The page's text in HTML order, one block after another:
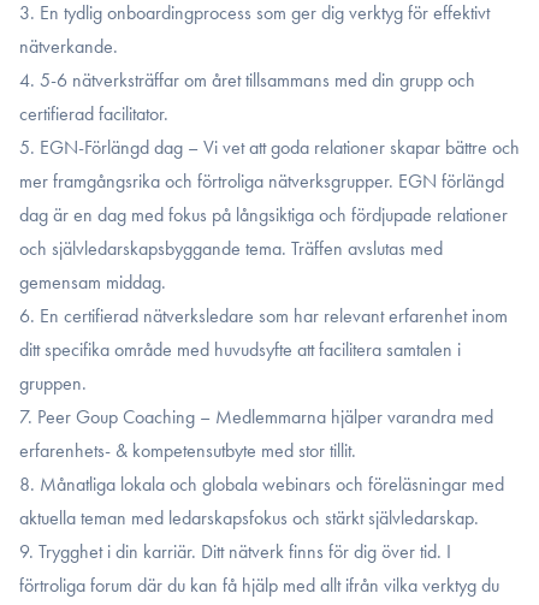
3. En tydlig onboardingprocess som ger dig verktyg för effektivt
nätverkande.
4. 5-6 nätverksträffar om året tillsammans med din grupp och
certifierad facilitator.
5. EGN-Förlängd dag – Vi vet att goda relationer skapar bättre och
mer framgångsrika och förtroliga nätverksgrupper. EGN förlängd
dag är en dag med fokus på långsiktiga och fördjupade relationer
och självledarskapsbyggande tema. Träffen avslutas med
gemensam middag.
6. En certifierad nätverksledare som har relevant erfarenhet inom
ditt specifika område med huvudsyfte att facilitera samtalen i
gruppen.
7. Peer Goup Coaching – Medlemmarna hjälper varandra med
erfarenhets- & kompetensutbyte med stor tillit.
8. Månatliga lokala och globala webinars och föreläsningar med
aktuella teman med ledarskapsfokus och stärkt självledarskap.
9. Trygghet i din karriär. Ditt nätverk finns för dig över tid. I
förtroliga forum där du kan få hjälp med allt ifrån vilka verktyg du